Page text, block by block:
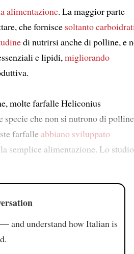
alimentazione. La maggior parte
che fornisce soltanto
di nutrirsi anche di polline, e
e lipidi,migliorando
molte farfalle Heliconius
che non si nutrono di
farfalle abbiano sviluppato
la semplice alimentazione. Lo studio
and understand how Italian is